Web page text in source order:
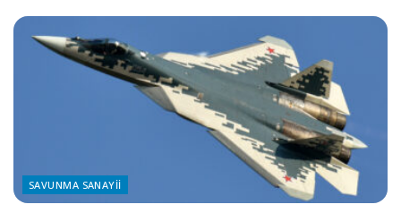
SAVUNMA SANAYII